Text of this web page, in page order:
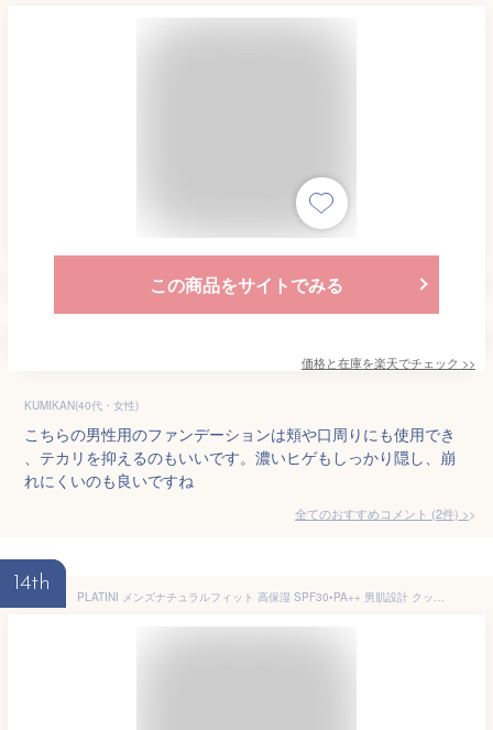
この商品をサイトでみる
価格と在庫を楽天でチェック >>
KUMIKAN(40代・女性)
こちらの男性用のファンデーションは頬や口周りにも使用でき
、テカリを抑えるのもいいです。濃いヒゲもしっかり隠し、崩
れにくいのも良いですね
全てのおすすめコメント (2件) >
14th
PLATINI メンズナチュラルフィット 高保湿 SPF30•PA++ 男肌設計 クッションファンデーション [青ひげ クマ 毛穴 シミ ニキビ痕 テカり] 高密着 皮脂吸着パウダー 美容エッセンス 日焼け止め [01_ナチュラル]